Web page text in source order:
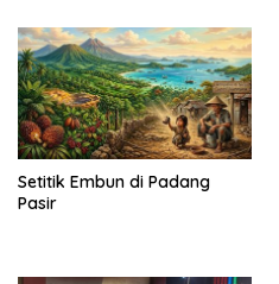
Setitik Embun di Padang
Pasir